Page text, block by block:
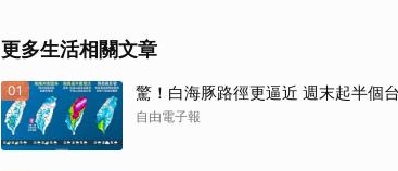
更多生活相關文章
01 驚！白海豚路徑更逼近 週末起半個
自由電子報